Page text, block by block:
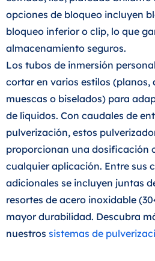
opciones de bloqueo incluyen
bloqueo inferior o clip, lo que
almacenamiento seguros.
Los tubos de inmersión
cortar en varios estilos (planos,
muescas o biselados) para
de líquidos. Con caudales de
pulverización, estos
proporcionan una dosificación
cualquier aplicación. Entre sus
adicionales se incluyen juntas
resortes de acero inoxidable
mayor durabilidad. Descubra
nuestros sistemas de